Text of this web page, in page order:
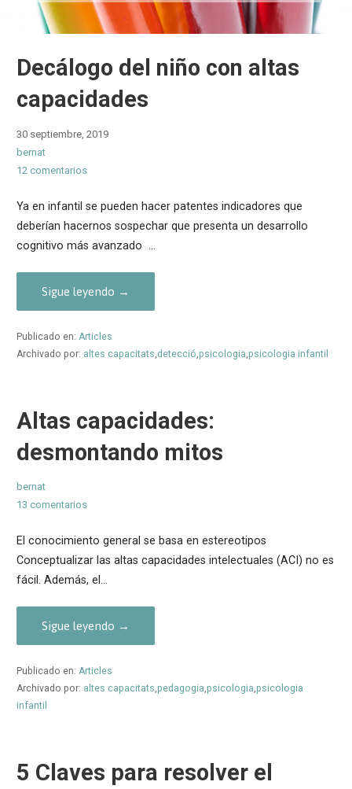
Decálogo del niño con altas
capacidades
30 septiembre, 2019
bernat
12 comentarios
Ya en infantil se pueden hacer patentes indicadores que
deberían hacernos sospechar que presenta un desarrollo
cognitivo más avanzado …
Sigue leyendo →
Publicado en: Articles
Archivado por: altes capacitats,detecció,psicologia,psicologia infantil
Altas capacidades:
desmontando mitos
bernat
13 comentarios
El conocimiento general se basa en estereotipos
Conceptualizar las altas capacidades intelectuales (ACI) no es
fácil. Además, el…
Sigue leyendo →
Publicado en: Articles
Archivado por: altes capacitats,pedagogia,psicologia,psicologia
infantil
5 Claves para resolver el